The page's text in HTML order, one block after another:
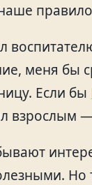
меня бы
Если бы
взрослым
Но